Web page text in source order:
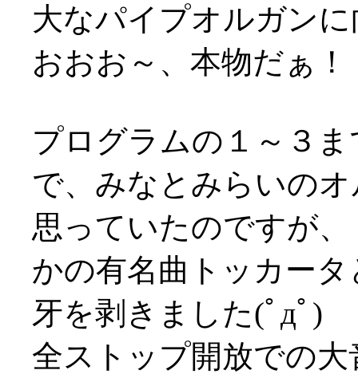
大なパイプオルガン
おおお～、本物だぁ！
プログラムの１～３
で、みなとみらいの
思っていたのですが、
かの有名曲トッカー
牙を剥きました(ﾟдﾟ)
全ストップ開放での